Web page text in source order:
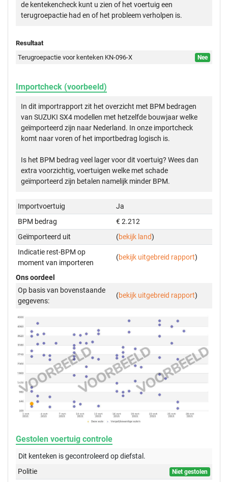
de kentekencheck kunt u zien of het voertuig een
terugroepactie had en of het probleem verholpen is.
Resultaat
Terugroepactie voor kenteken KN-096-X
Nee
Importcheck (voorbeeld)
In dit importrapport zit het overzicht met BPM bedragen
van SUZUKI SX4 modellen met hetzelfde bouwjaar welke
geïmporteerd zijn naar Nederland. In onze importcheck
komt naar voren of het importbedrag logisch is.
Is het BPM bedrag veel lager voor dit voertuig? Wees dan
extra voorzichtig, voertuigen welke met schade
geïmporteerd zijn betalen namelijk minder BPM.
Importvoertuig
Ja
BPM bedrag
€ 2.212
Geïmporteerd uit
(bekijk land)
Indicatie rest-BPM op
moment van importeren
(bekijk uitgebreid rapport)
Ons oordeel
Op basis van bovenstaande
gegevens:
(bekijk uitgebreid rapport)
Gestolen voertuig controle
Dit kenteken is gecontroleerd opdiefstal.
Politie
Niet gestolen